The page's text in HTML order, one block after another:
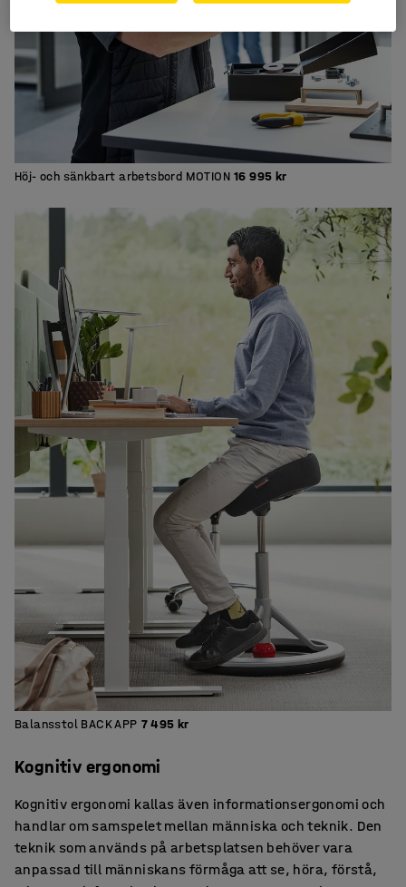
Höj- och sänkbart arbetsbord MOTION 16 995 kr
Balansstol BACK APP 7 495 kr
Kognitiv ergonomi
Kognitiv ergonomi kallas även informationsergonomi och
handlar om samspelet mellan människa och teknik. Den
teknik som används på arbetsplatsen behöver vara
anpassad till människans förmåga att se, höra, förstå,